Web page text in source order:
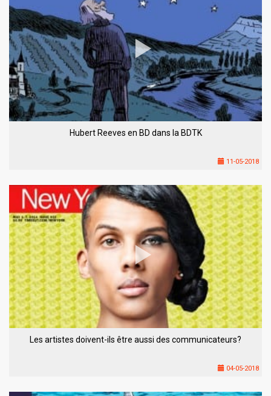
Hubert Reeves en BD dans la BDTK
11-05-2018
Les artistes doivent-ils être aussi des communicateurs?
04-05-2018